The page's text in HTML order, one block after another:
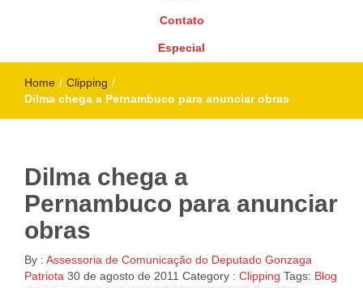
Contato
Especial
Home / Clipping /
Dilma chega a Pernambuco para anunciar obras
Dilma chega a
Pernambuco para anunciar
obras
By : Assessoria de Comunicação do Deputado Gonzaga
Patriota 30 de agosto de 2011 Category : Clipping Tags: Blog